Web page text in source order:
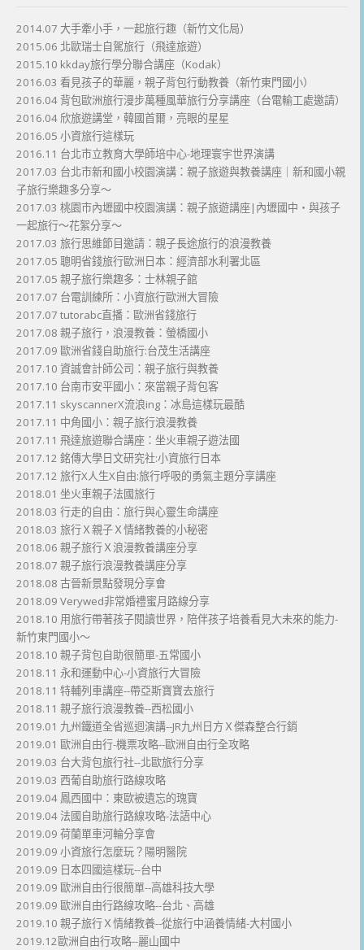
2014.07 大手牽小手，一起旅行趣（新竹文化局）
2015.06 北歐瑞士自駕旅行（飛達旅遊）
2015.10 kkday旅行學分聯合講座（Kodak）
2016.03 看見孩子的華麗，親子背包行動教養（新竹東門國小）
2016.04 背包歐洲旅行漫步萬種風華旅行分享講座（台電輸工處邀請）
2016.04 欣旅遊講堂，韓國首爾，亮眼的星星
2016.05 小資旅行這樣玩
2016.11 台北市立教育大學師培中心-地理寰宇世界演講
2017.03 台北市新和國小校園演講：親子旅遊與教養講座｜新和國小親
子旅行樂趣多分享～
2017.03 桃園市內壢國中校園演講：親子旅遊講座|內壢國中・與孩子
一起旅行～花絮分享～
2017.03 旅行思維節目邀請：親子長途旅行的浪漫教養
2017.05 聰明省錢旅行歐洲日本：經濟部水利署北區
2017.05 親子旅行樂趣多：士林親子館
2017.07 台電訓練所：小資旅行歐洲大冒險
2017.07 tutorabc直播：歐洲省錢旅行
2017.08 親子旅行，浪漫教養：螢橋國小
2017.09 歐洲省錢自助旅行:台茂生活講座
2017.10 資誠會計師公司：親子旅行與教養
2017.10 台南市安平國小：來當親子背包客
2017.11 skyscannerX流浪ing：冰島這樣玩最酷
2017.11 中角國小：親子旅行浪漫教養
2017.11 飛達旅遊聯合講座：坐火車親子遊法國
2017.12 銘傳大學日文研究社:小資旅行日本
2017.12 旅行X人生X自由:旅行呼吸的勇氣主題分享講座
2018.01 坐火車親子法國旅行
2018.03 行走的自由：旅行與心靈生命講座
2018.03 旅行Ｘ親子Ｘ情緒教養的小秘密
2018.06 親子旅行Ｘ浪漫教養講座分享
2018.07 親子旅行浪漫教養講座分享
2018.08 古晉新景點發現分享會
2018.09 Verywed非常婚禮蜜月路線分享
2018.10 用旅行帶著孩子閱讀世界，陪伴孩子培養看見大未來的能力-
新竹東門國小～
2018.10 親子背包自助很簡單-五常國小
2018.11 永和運動中心-小資旅行大冒險
2018.11 特輔列車講座--帶亞斯寶寶去旅行
2018.11 親子旅行浪漫教養--西松國小
2019.01 九州鐵道全省巡迴演講--JR九州日方Ｘ傑森整合行銷
2019.01 歐洲自由行-機票攻略--歐洲自由行全攻略
2019.03 台大背包旅行社--北歐旅行分享
2019.03 西葡自助旅行路線攻略
2019.04 鳳西國中：東歐被遺忘的瑰寶
2019.04 法國自助旅行路線攻略-法語中心
2019.09 荷蘭單車河輪分享會
2019.09 小資旅行怎麼玩？陽明醫院
2019.09 日本四國這樣玩--台中
2019.09 歐洲自由行很簡單--高雄科技大學
2019.09 歐洲自由行路線攻略--台北、高雄
2019.10 親子旅行Ｘ情緒教養--從旅行中涵養情緒-大村國小
2019.12歐洲自由行攻略--麗山國中